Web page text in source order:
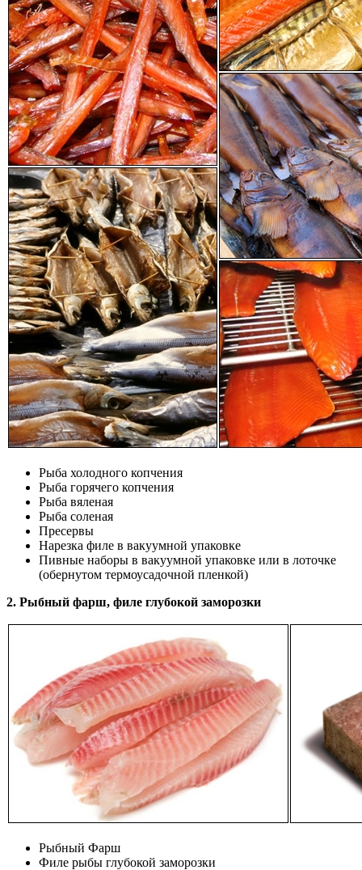
Рыба холодного копчения
Рыба горячего копчения
Рыба вяленая
Рыба соленая
Пресервы
Нарезка филе в вакуумной упаковке
Пивные наборы в вакуумной упаковке или в лоточке
(обернутом термоусадочной пленкой)
2. Рыбный фарш, филе глубокой заморозки
Рыбный Фарш
Филе рыбы глубокой заморозки